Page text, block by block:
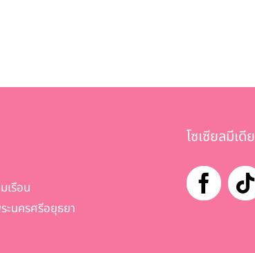
เรือน
ะนครศรีอยุธยา
โซเซียลมีเดีย